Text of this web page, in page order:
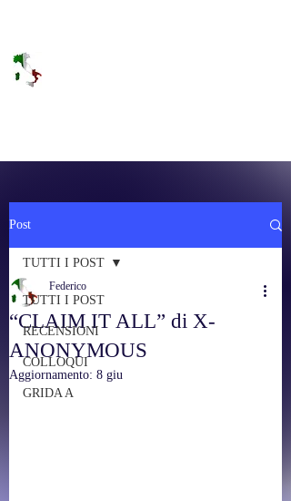
Post
TUTTI I POST
RECENSIONI
COLLOQUI
GRIDA A
TUTTI I POST
“CLAIM IT ALL” di X-
ANONYMOUS
Federico
Aggiornamento: 8 giu